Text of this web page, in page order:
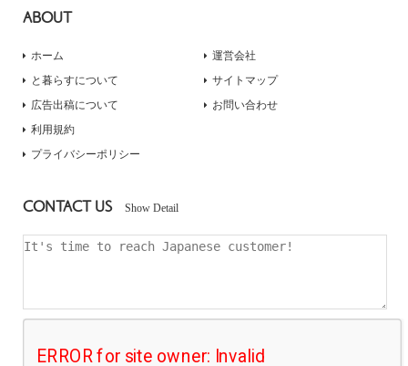
ABOUT
ホーム
と暮らすについて
広告出稿について
運営会社
サイトマップ
お問い合わせ
利用規約
プライバシーポリシー
CONTACT US Show Detail